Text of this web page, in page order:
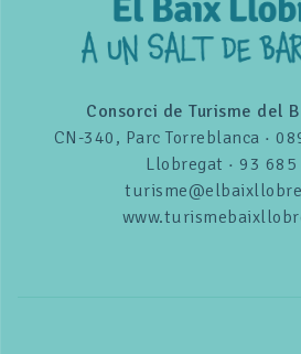
Consorci de Turisme del
CN-340, Parc Torreblanca ·
Llobregat · 93 685